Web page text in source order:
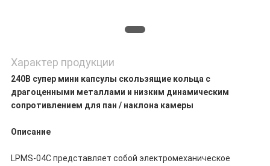
Характер продукции
240В супер мини капсулы скользящие кольца с
драгоценными металлами и низким динамическим
сопротивлением для пан / наклона камеры
Описание
LPMS-04C представляет собой электромеханическое